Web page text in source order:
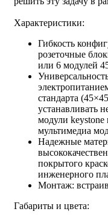
Характеристики:
Гибкость
розеточные
или 6 модулей
стандарта
устанавливать
модули keystone
мультимедиа
Надежные
покрытого
инженерного
Монтаж:
Габариты и цвета: